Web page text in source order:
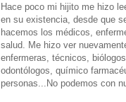
Hace poco mi hijito me hizo
en su existencia, desde que
hacemos los médicos,
salud. Me hizo ver
enfermeras, técnicos,
odontólogos, químico
personas...No podemos con